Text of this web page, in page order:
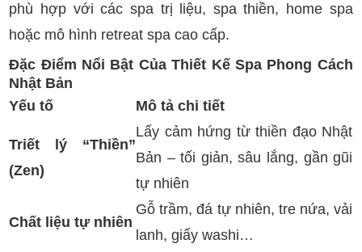
phù hợp với các spa trị liệu, spa thiền, home spa
hoặc mô hình retreat spa cao cấp.
Đặc Điểm Nổi Bật Của Thiết Kế Spa Phong Cách
Nhật Bản
Yếu tố
Mô tả chi tiết
Triết lý “Thiền”
(Zen)
Lấy cảm hứng từ thiền đạo Nhật
Bản – tối giản, sâu lắng, gần gũi
tự nhiên
Chất liệu tự nhiên
Gỗ trầm, đá tự nhiên, tre nứa, vải
lanh, giấy washi…